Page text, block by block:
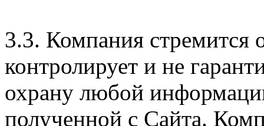
3.3. Компания стремится
контролирует и не
охрану любой
полученной с Сайта.